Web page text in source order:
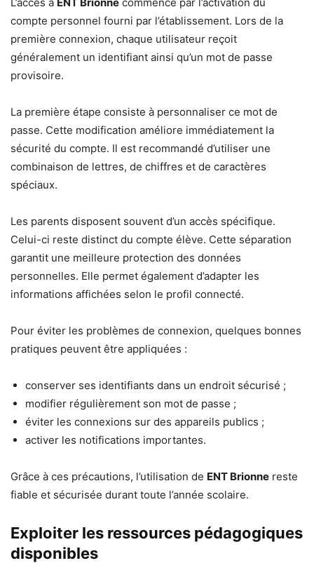
compte personnel fourni par l’établissement. Lors de la
première connexion, chaque utilisateur reçoit
généralement un identifiant ainsi qu’un mot de passe
provisoire.
La première étape consiste à personnaliser ce mot de
passe. Cette modification améliore immédiatement la
sécurité du compte. Il est recommandé d’utiliser une
combinaison de lettres, de chiffres et de caractères
spéciaux.
Les parents disposent souvent d’un accès spécifique.
Celui-ci reste distinct du compte élève. Cette séparation
garantit une meilleure protection des données
personnelles. Elle permet également d’adapter les
informations affichées selon le profil connecté.
Pour éviter les problèmes de connexion, quelques bonnes
pratiques peuvent être appliquées :
conserver ses identifiants dans un endroit sécurisé ;
modifier régulièrement son mot de passe ;
éviter les connexions sur des appareils publics ;
activer les notifications importantes.
Grâce à ces précautions, l’utilisation de ENT Brionne reste
fiable et sécurisée durant toute l’année scolaire.
Exploiter les ressources pédagogiques
disponibles